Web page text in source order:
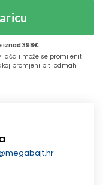
iznad 398€
i može se promijeniti
promjeni biti odmah